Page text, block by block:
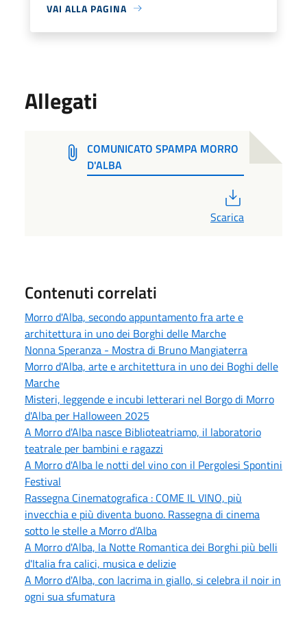
VAI ALLA PAGINA
Allegati
COMUNICATO SPAMPA MORRO
D'ALBA
Scarica
Contenuti correlati
Morro d'Alba, secondo appuntamento fra arte e
architettura in uno dei Borghi delle Marche
Nonna Speranza - Mostra di Bruno Mangiaterra
Morro d'Alba, arte e architettura in uno dei Boghi delle
Marche
Misteri, leggende e incubi letterari nel Borgo di Morro
d'Alba per Halloween 2025
A Morro d'Alba nasce Biblioteatriamo, il laboratorio
teatrale per bambini e ragazzi
A Morro d'Alba le notti del vino con il Pergolesi Spontini
Festival
Rassegna Cinematografica : COME IL VINO, più
invecchia e più diventa buono. Rassegna di cinema
sotto le stelle a Morro d’Alba
A Morro d'Alba, la Notte Romantica dei Borghi più belli
d'Italia fra calici, musica e delizie
A Morro d'Alba, con lacrima in giallo, si celebra il noir in
ogni sua sfumatura